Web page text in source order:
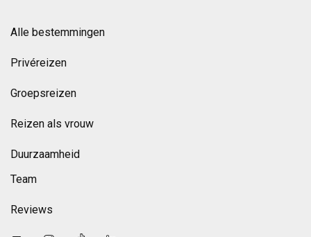
Alle bestemmingen
Privéreizen
Groepsreizen
Reizen als vrouw
Duurzaamheid
Team
Reviews